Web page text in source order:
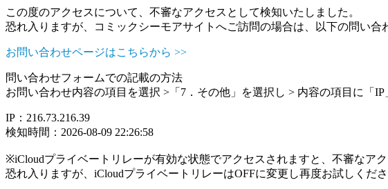
この度のアクセスについて、不審なアクセスとして検知いたしました。
恐れ入りますが、コミックシーモアサイトへご訪問の場合は、以下の問い合
お問い合わせページはこちらから >>
問い合わせフォームでの記載の方法
お問い合わせ内容の項目を選択 >「7．その他」を選択し > 内容の項目に「
IP：216.73.216.39
検知時間：2026-08-09 22:26:58
※iCloudプライベートリレーが有効な状態でアクセスされますと、不審なア
恐れ入りますが、iCloudプライベートリレーはOFFに変更し再度お試しくださ